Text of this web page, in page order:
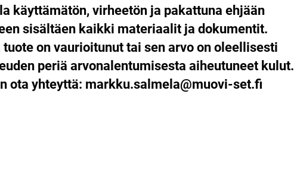
käyttämätön, virheetön ja pakattuna ehjään
sisältäen kaikki materiaalit ja dokumentit.
on vaurioitunut tai sen arvo on oleellisesti
periä arvonalentumisesta aiheutuneet kulut.
ota yhteyttä: markku.salmela@muovi-set.fi